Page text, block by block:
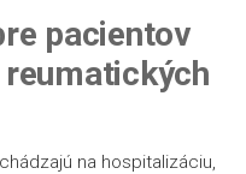
pacientov
na hospitalizáciu,